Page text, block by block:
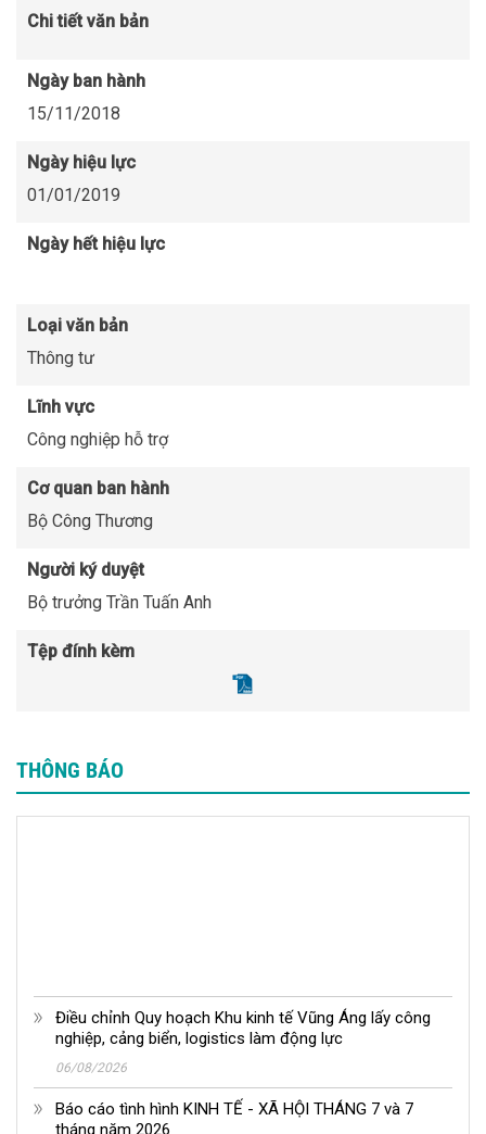
Chi tiết văn bản
Ngày ban hành
15/11/2018
Ngày hiệu lực
01/01/2019
Ngày hết hiệu lực
Loại văn bản
Thông tư
Lĩnh vực
Công nghiệp hỗ trợ
Cơ quan ban hành
Bộ Công Thương
Người ký duyệt
Bộ trưởng Trần Tuấn Anh
Tệp đính kèm
THÔNG BÁO
Điều chỉnh Quy hoạch Khu kinh tế Vũng Áng lấy công
nghiệp, cảng biển, logistics làm động lực
06/08/2026
Báo cáo tình hình KINH TẾ - XÃ HỘI THÁNG 7 và 7
tháng năm 2026